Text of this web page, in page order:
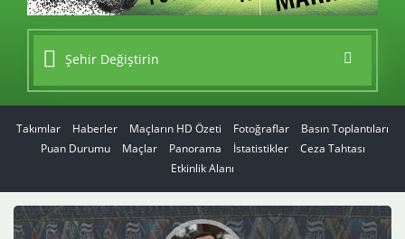
Şehir Değiştirin
Takımlar Haberler Maçların HD Özeti Fotoğraflar
Basın Toplantıları
Puan Durumu
Maçlar Panorama İstatistikler
Ceza Tahtası
Etkinlik Alanı